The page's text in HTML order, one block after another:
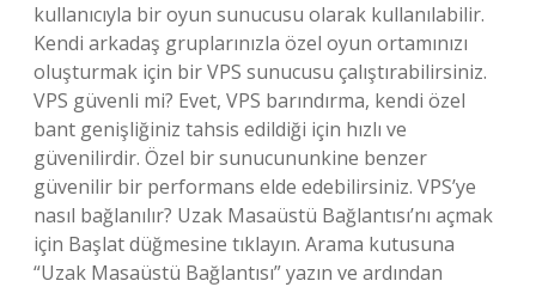
kullanıcıyla bir oyun sunucusu olarak kullanılabilir.
Kendi arkadaş gruplarınızla özel oyun ortamınızı
oluşturmak için bir VPS sunucusu çalıştırabilirsiniz.
VPS güvenli mi? Evet, VPS barındırma, kendi özel
bant genişliğiniz tahsis edildiği için hızlı ve
güvenilirdir. Özel bir sunucununkine benzer
güvenilir bir performans elde edebilirsiniz. VPS’ye
nasıl bağlanılır? Uzak Masaüstü Bağlantısı’nı açmak
için Başlat düğmesine tıklayın. Arama kutusuna
“Uzak Masaüstü Bağlantısı” yazın ve ardından